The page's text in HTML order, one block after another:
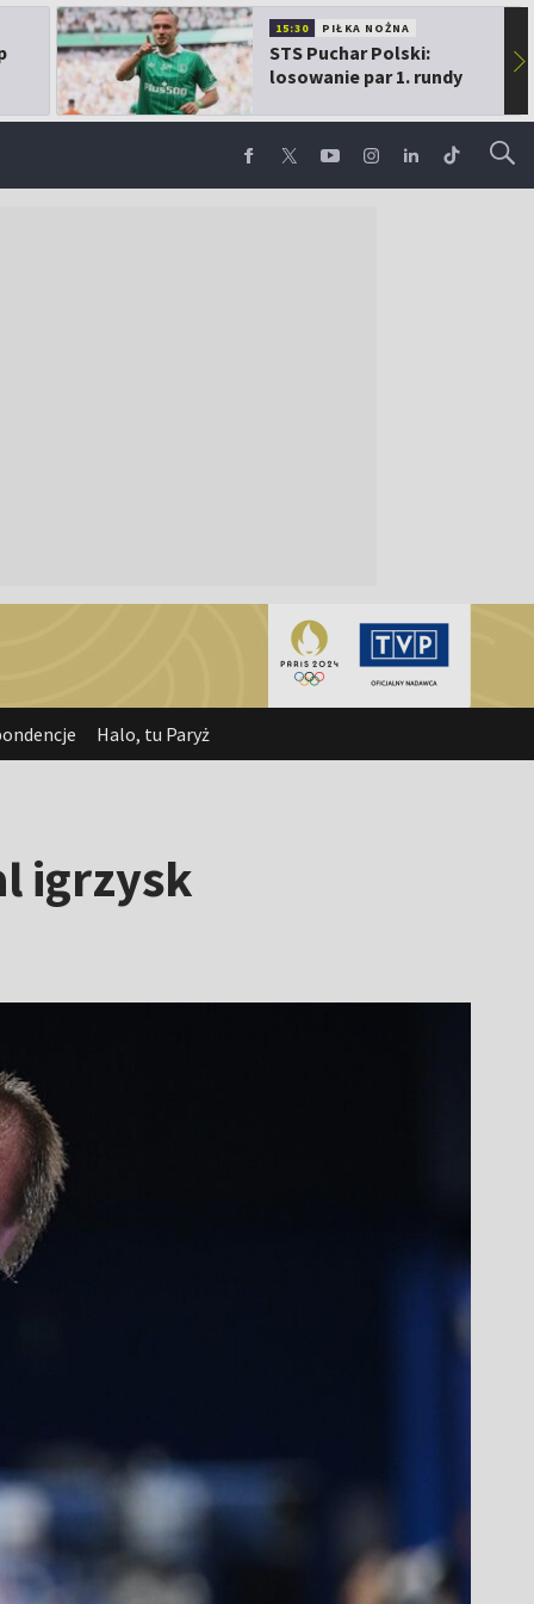
15:30 PIŁKA NOŻNA
STS Puchar Polski:
losowanie par 1. rundy
▶
Halo, tu Paryż
igrzysk